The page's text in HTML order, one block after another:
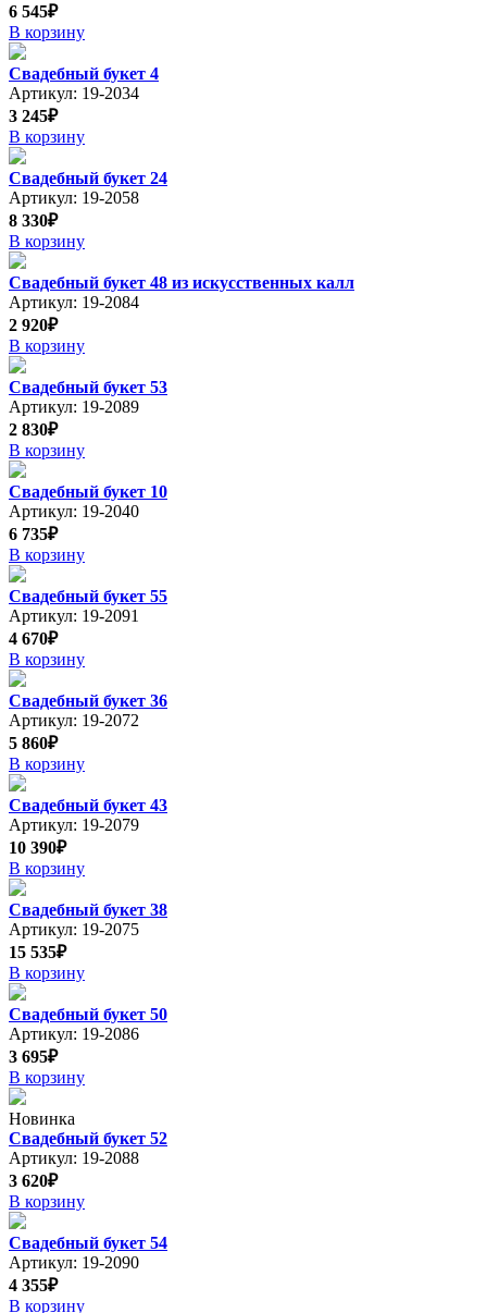
6 545₽
В корзину
Свадебный букет 4
Артикул: 19-2034
3 245₽
В корзину
Свадебный букет 24
Артикул: 19-2058
8 330₽
В корзину
Свадебный букет 48 из искусственных калл
Артикул: 19-2084
2 920₽
В корзину
Свадебный букет 53
Артикул: 19-2089
2 830₽
В корзину
Свадебный букет 10
Артикул: 19-2040
6 735₽
В корзину
Свадебный букет 55
Артикул: 19-2091
4 670₽
В корзину
Свадебный букет 36
Артикул: 19-2072
5 860₽
В корзину
Свадебный букет 43
Артикул: 19-2079
10 390₽
В корзину
Свадебный букет 38
Артикул: 19-2075
15 535₽
В корзину
Свадебный букет 50
Артикул: 19-2086
3 695₽
В корзину
Новинка
Свадебный букет 52
Артикул: 19-2088
3 620₽
В корзину
Свадебный букет 54
Артикул: 19-2090
4 355₽
В корзину